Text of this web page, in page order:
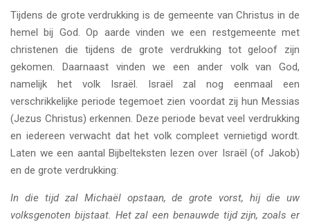
Tijdens de grote verdrukking is de gemeente van Christus in de
hemel bij God. Op aarde vinden we een restgemeente met
christenen die tijdens de grote verdrukking tot geloof zijn
gekomen. Daarnaast vinden we een ander volk van God,
namelijk het volk Israël. Israël zal nog eenmaal een
verschrikkelijke periode tegemoet zien voordat zij hun Messias
(Jezus Christus) erkennen. Deze periode bevat veel verdrukking
en iedereen verwacht dat het volk compleet vernietigd wordt.
Laten we een aantal Bijbelteksten lezen over Israël (of Jakob)
en de grote verdrukking:
In die tijd zal Michaël opstaan, de grote vorst, hij die uw
volksgenoten bijstaat. Het zal een benauwde tijd zijn, zoals er